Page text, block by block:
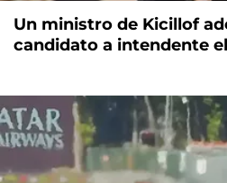
Un ministro de Kicillof
candidato a intendente